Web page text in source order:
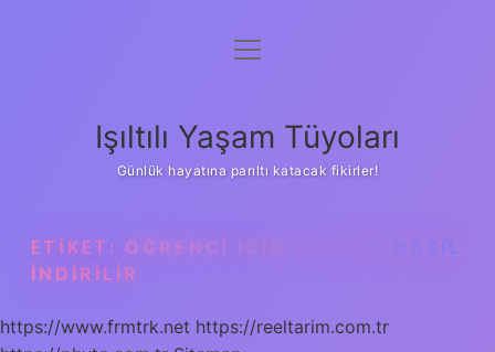
Anasayfa
Yasal Uyarı
menüyü
Işıltılı Yaşam Tüyoları
Günlük hayatına parıltı katacak fikirler!
ETIKET: ÖĞRENCI IÇIN Z KITAP NASIL
INDIRILIR
https://www.frmtrk.net https://reeltarim.com.tr